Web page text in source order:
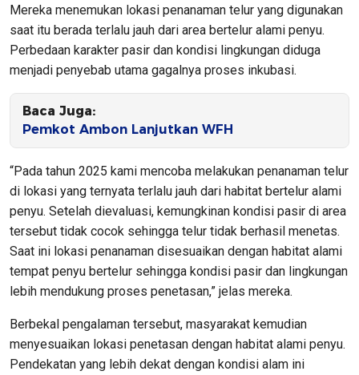
Mereka menemukan lokasi penanaman telur yang digunakan
saat itu berada terlalu jauh dari area bertelur alami penyu.
Perbedaan karakter pasir dan kondisi lingkungan diduga
menjadi penyebab utama gagalnya proses inkubasi.
Baca Juga:
Pemkot Ambon Lanjutkan WFH
“Pada tahun 2025 kami mencoba melakukan penanaman telur
di lokasi yang ternyata terlalu jauh dari habitat bertelur alami
penyu. Setelah dievaluasi, kemungkinan kondisi pasir di area
tersebut tidak cocok sehingga telur tidak berhasil menetas.
Saat ini lokasi penanaman disesuaikan dengan habitat alami
tempat penyu bertelur sehingga kondisi pasir dan lingkungan
lebih mendukung proses penetasan,” jelas mereka.
Berbekal pengalaman tersebut, masyarakat kemudian
menyesuaikan lokasi penetasan dengan habitat alami penyu.
Pendekatan yang lebih dekat dengan kondisi alam ini